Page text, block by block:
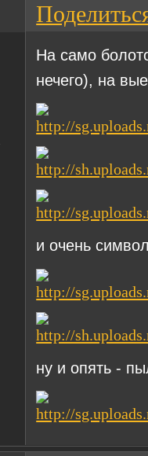
На само
нечего), на
и очень
ну и опять -